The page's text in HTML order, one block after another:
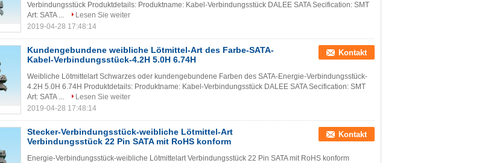
Verbindungsstück Produktdetails: Produktname: Kabel-Verbindungsstück DALEE SATA Secification: SMT
Art: SATA ...
Lesen Sie weiter
2019-04-28 17:48:14
Kundengebundene weibliche Lötmittel-Art des Farbe-SATA-
Kabel-Verbindungsstück-4.2H 5.0H 6.74H
Kontakt
Weibliche Lötmittelart Schwarzes oder kundengebundene Farben des SATA-Energie-Verbindungsstück-
4.2H 5.0H 6.74H Produktdetails: Produktname: Kabel-Verbindungsstück DALEE SATA Secification: SMT
Art: SATA ...
Lesen Sie weiter
2019-04-28 17:48:14
Stecker-Verbindungsstück-weibliche Lötmittel-Art
Verbindungsstück 22 Pin SATA mit RoHS konform
Kontakt
Energie-Verbindungsstück-weibliche Lötmittelart Verbindungsstück 22 Pin SATA mit RoHS konform